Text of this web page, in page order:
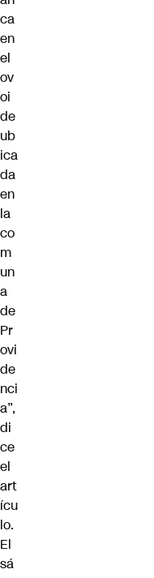
ca
en
el
ov
oi
de
ub
ica
da
en
la
co
m
un
a
de
Pr
ovi
de
nci
a”,
di
ce
el
art
ícu
lo.
El
sá